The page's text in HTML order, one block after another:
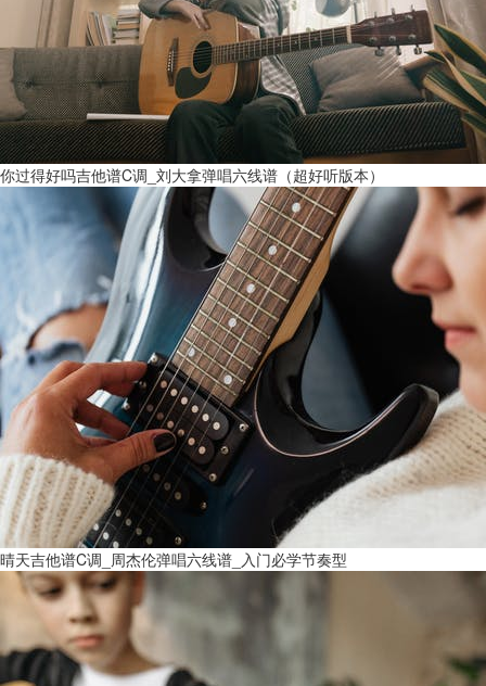
你过得好吗吉他谱C调_刘大拿弹唱六线谱（超好听版本）
晴天吉他谱C调_周杰伦弹唱六线谱_入门必学节奏型